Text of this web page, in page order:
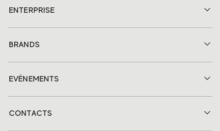
ENTERPRISE
BRANDS
EVÉNEMENTS
CONTACTS